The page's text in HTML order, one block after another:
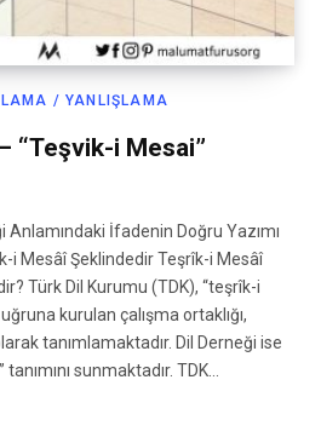
/ YANLIŞLAMA
“Teşvik-i Mesai”
Anlamındaki İfadenin Doğru Yazımı
i Mesâî Şeklindedir Teşrîk-i Mesâî
Türk Dil Kurumu (TDK), “teşrîk-i
kurulan çalışma ortaklığı,
tanımlamaktadır. Dil Derneği ise
sunmaktadır. TDK…